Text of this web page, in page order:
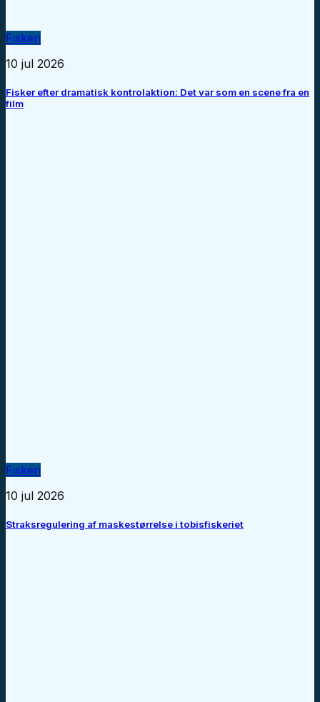
Fiskeri
10 jul 2026
Fisker efter dramatisk kontrolaktion: Det var som en scene fra en
film
Fiskeri
10 jul 2026
Straksregulering af maskestørrelse i tobisfiskeriet